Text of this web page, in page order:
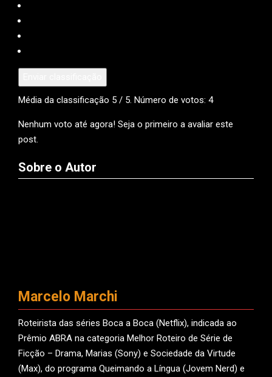
Média da classificação 5 / 5. Número de votos: 4
Nenhum voto até agora! Seja o primeiro a avaliar este
post.
Sobre o Autor
Marcelo Marchi
Roteirista das séries Boca a Boca (Netflix), indicada ao
Prêmio ABRA na categoria Melhor Roteiro de Série de
Ficção – Drama, Marias (Sony) e Sociedade da Virtude
(Max), do programa Queimando a Língua (Jovem Nerd) e